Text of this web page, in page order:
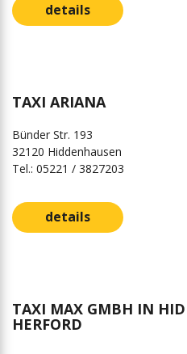
details
TAXI ARIANA
Bünder Str. 193
32120 Hiddenhausen
Tel.: 05221 / 3827203
details
TAXI MAX GMBH IN
HERFORD